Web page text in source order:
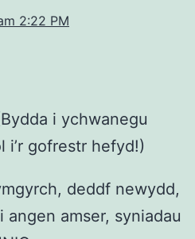
2:22 PM
i ychwanegu
i’r gofrestr hefyd!)
deddf newydd,
amser, syniadau